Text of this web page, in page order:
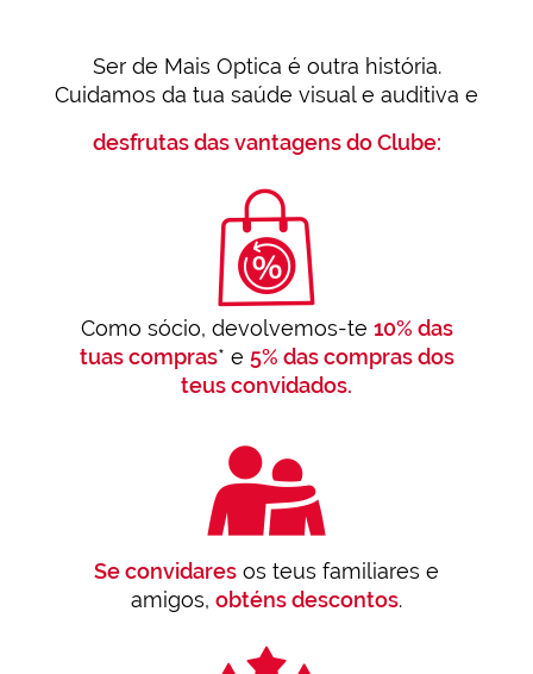
Ser de Mais Optica é outra história.
Cuidamos da tua saúde visual e auditiva e
desfrutas das vantagens do Clube:
Como sócio, devolvemos-te 10% das
tuas compras* e 5% das compras dos
teus convidados.
Se convidares os teus familiares e
amigos, obténs descontos.